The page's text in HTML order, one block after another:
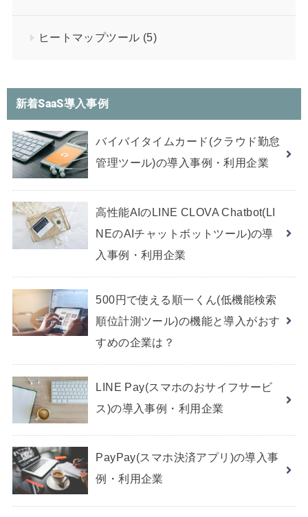
ヒートマップツール (5)
新着SaaS導入事例
バイバイタイムカード(クラウド勤怠
管理ツール)の導入事例・利用企業
高性能AIのLINE CLOVA Chatbot(LI
NEのAIチャットボットツール)の導
入事例・利用企業
500円で使える順一くん(低機能検索
順位計測ツール)の機能と導入がおす
すめの企業は？
LINE Pay(スマホのおサイフサービ
ス)の導入事例・利用企業
PayPay(スマホ決済アプリ)の導入事
例・利用企業